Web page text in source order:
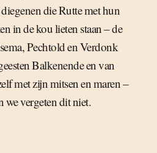
die Rutte met hun
in de kou lieten staan – de
Pechtold en Verdonk
Balkenende en van
met zijn mitsen en maren –
we vergeten dit niet.